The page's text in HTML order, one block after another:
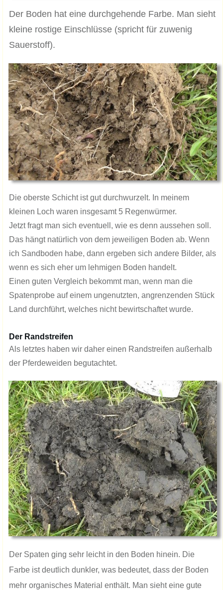
​Der Boden hat eine durchgehende Farbe. Man sieht
kleine rostige Einschlüsse (spricht für zuwenig
Sauerstoff).
Die oberste Schicht ist gut durchwurzelt. In meinem
kleinen Loch waren insgesamt 5 Regenwürmer.
Jetzt fragt man sich eventuell, wie es denn aussehen soll.
Das hängt natürlich von dem jeweiligen Boden ab. Wenn
ich Sandboden habe, dann ergeben sich andere Bilder, als
wenn es sich eher um lehmigen Boden handelt.
Einen guten Vergleich bekommt man, wenn man die
Spatenprobe auf einem ungenutzten, angrenzenden Stück
Land durchführt, welches nicht bewirtschaftet wurde.
Der Randstreifen
Als letztes haben wir daher einen Randstreifen außerhalb
der Pferdeweiden begutachtet.
​Der Spaten ging sehr leicht in den Boden hinein. Die
Farbe ist deutlich dunkler, was bedeutet, dass der Boden
mehr organisches Material enthält. Man sieht eine gute